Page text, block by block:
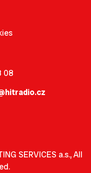
08
SERVICES a.s., All